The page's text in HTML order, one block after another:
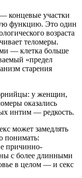
концевые участки
функцию. Это один
возраста
теломеры.
— клетка больше
«предел
старения
у женщин,
оказались
интим — редкость.
может замедлять
понимать:
причинно-
с более длинными
в целом — и секс